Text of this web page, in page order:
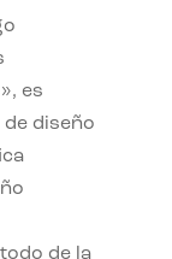
es
diseño
de la